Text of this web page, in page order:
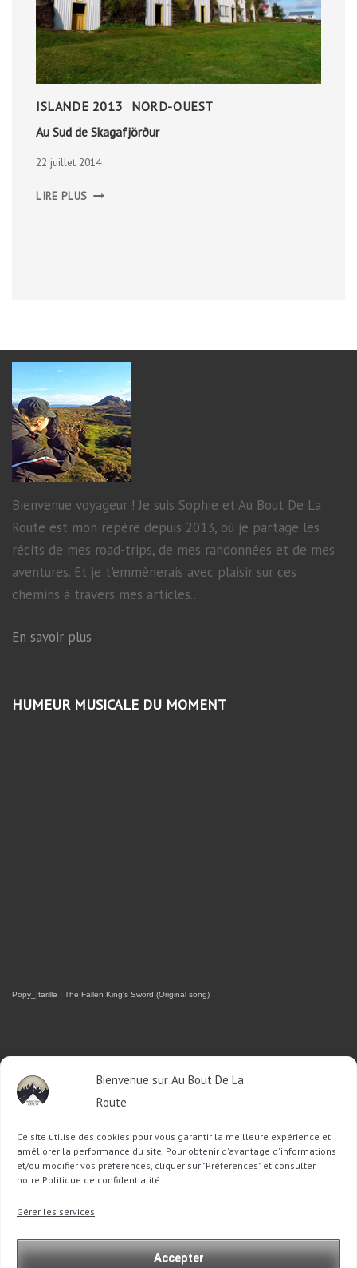
Bienvenue sur Au Bout De La
Route
Ce site utilise des cookies pour vous garantir la meilleure expérience et
améliorer la performance du site. Pour obtenir d'avantage d'informations
et/ou modifier vos préférences, cliquer sur "Préférences" et consulter
notre Politique de confidentialité.
Gérer les services
Accepter
ISLANDE 2013 | NORD-OUEST
Au Sud de Skagafjörður
22 juillet 2014
LIRE PLUS SUD
Bienvenue voyageur ! Je suis Sophie et Au Bout De La
Route est mon repère depuis 2013, où je partage les
récits de mes road-trips, de mes randonnées et de mes
aventures. Et je t'emmènerais avec plaisir sur ces
chemins à travers mes articles...
En savoir plus
HUMEUR MUSICALE DU MOMENT
Popy_Itarillë · The Fallen King's Sword (Original song)
RETROUVEZ-MOI SUR FACEBOOK
OU SUR TWITTER
Follow @Sophie_ABDLRTweet to @Sophie_ABDLR
: